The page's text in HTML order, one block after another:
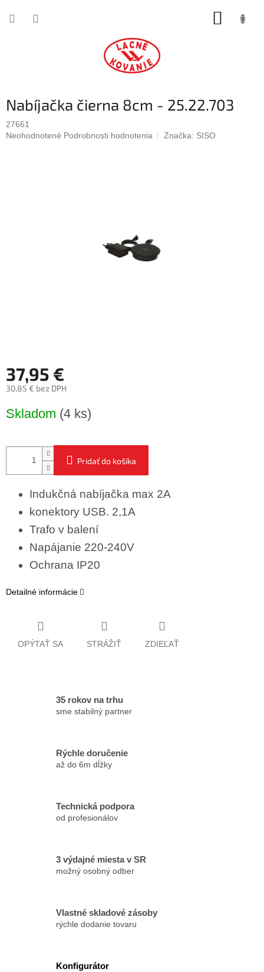
Nabíjačka čierna 8cm - 25.22.703
27661
Priemerné
Neohodnotené Podrobnosti hodnotenia Značka: SISO
37,95 €
30,85 € bez DPH
cena:
Skladom (4 ks)
Pridať do košíka
Indukčná nabíjačka max 2A
konektory USB. 2,1A
Trafo v balení
Napájanie 220-240V
Ochrana IP20
Detailné informácie
OPÝTAŤ SA STRÁŽIŤ ZDIEĽAŤ
35 rokov na trhu
sme stabilný partner
Rýchle doručenie
až do 6m dĺžky
Technická podpora
od profesionálov
3 výdajné miesta v SR
možný osobný odber
Vlastné skladové zásoby
rýchle dodanie tovaru
Konfigurátor